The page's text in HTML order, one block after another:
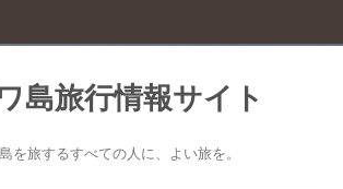
島旅行情報サイト
を旅するすべての人に、よい旅を。